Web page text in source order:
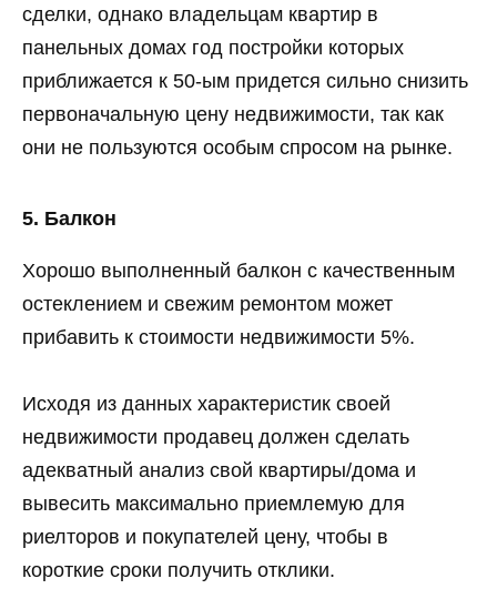
сделки, однако владельцам квартир в
панельных домах год постройки которых
приближается к 50-ым придется сильно снизить
первоначальную цену недвижимости, так как
они не пользуются особым спросом на рынке.
5. Балкон
Хорошо выполненный балкон с качественным
остеклением и свежим ремонтом может
прибавить к стоимости недвижимости 5%.
Исходя из данных характеристик своей
недвижимости продавец должен сделать
адекватный анализ свой квартиры/дома и
вывесить максимально приемлемую для
риелторов и покупателей цену, чтобы в
короткие сроки получить отклики.